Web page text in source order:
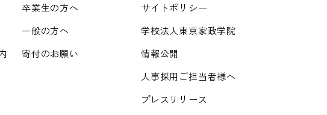
卒業生の方へ
一般の方へ
寄付のお願い
サイトポリシー
学校法人東京家政学院
情報公開
人事採用ご担当者様へ
プレスリリース